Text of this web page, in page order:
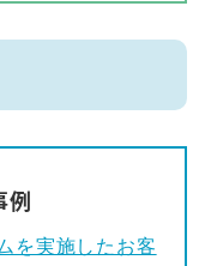
例
を実施したお客